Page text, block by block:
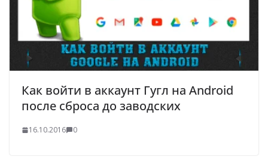
Как войти в аккаунт Гугл на Android
после сброса до заводских
16.10.2016 0